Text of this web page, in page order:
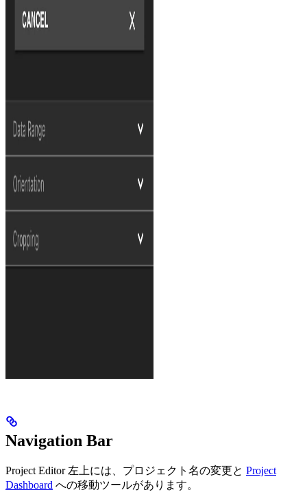
Navigation Bar
Project Editor 左上には、プロジェクト名の変更と Project
Dashboard への移動ツールがあります。